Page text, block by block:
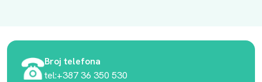
Broj telefona
tel:+387 36 350 530